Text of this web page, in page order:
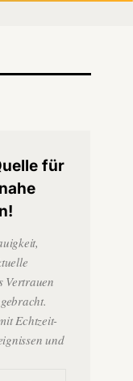
für
Vertrauen
Echtzeit-
und